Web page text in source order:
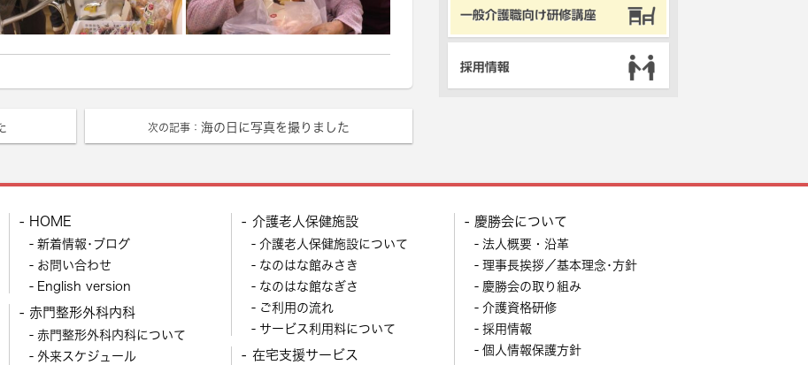
次の記事： 海の日に写真を撮りました
HOME
新着情報･ブログ
お問い合わせ
English version
赤門整形外科内科
赤門整形外科内科について
外来スケジュール
介護老人保健施設
介護老人保健施設について
なのはな館みさき
なのはな館なぎさ
ご利用の流れ
サービス利用料について
在宅支援サービス
慶勝会について
法人概要・沿革
理事長挨拶／基本理念･方針
慶勝会の取り組み
介護資格研修
採用情報
個人情報保護方針